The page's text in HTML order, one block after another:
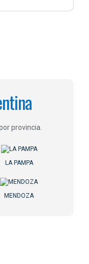
provincia.
LA PAMPA
MENDOZA